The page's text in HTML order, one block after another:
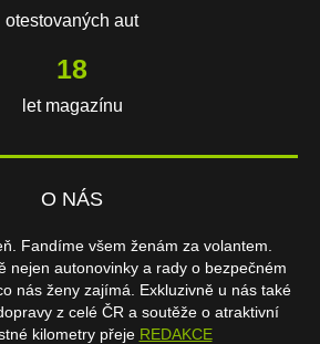
otestovaných aut
18
let magazínu
O NÁS
Fandíme všem ženám za volantem.
nejen autonovinky a rady o bezpečném
nás ženy zajímá. Exkluzivně u nás také
z celé ČR a soutěže o atraktivní
kilometry přeje REDAKCE